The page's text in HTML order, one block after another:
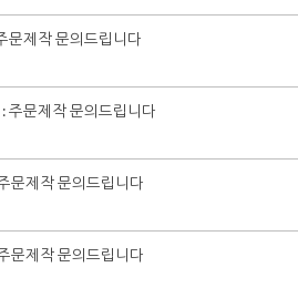
문제작 문의드립니다
주문제작 문의드립니다
문제작 문의드립니다
문제작 문의드립니다